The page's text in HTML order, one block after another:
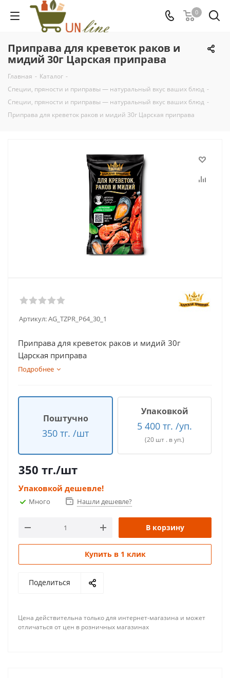
0
Приправа для креветок раков и
мидий 30г Царская приправа
Главная - Каталог -
Специи, пряности и приправы — натуральный вкус ваших блюд -
Специи, пряности и приправы — натуральный вкус ваших блюд -
Приправа для креветок раков и мидий 30г Царская приправа
Артикул:AG_TZPR_P64_30_1
Приправа для креветок раков и мидий 30г
Царская приправа
Подробнее
Поштучно
350 тг. /шт
Упаковкой
5 400 тг. /уп.
(20 шт . в уп.)
350 тг./шт
Упаковкой дешевле!
Много Нашли дешевле?
В корзину
Купить в 1 клик
Поделиться
Цена действительна только для интернет-магазина и может
отличаться от цен в розничных магазинах